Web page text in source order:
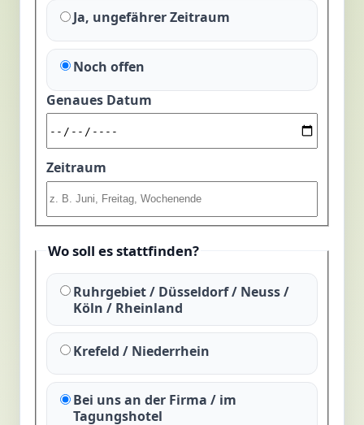
Ja, ungefährer Zeitraum
Noch offen
Genaues Datum
Zeitraum
Wo soll es stattfinden?
Ruhrgebiet / Düsseldorf / Neuss /
Köln / Rheinland
Krefeld / Niederrhein
Bei uns an der Firma / im
Tagungshotel